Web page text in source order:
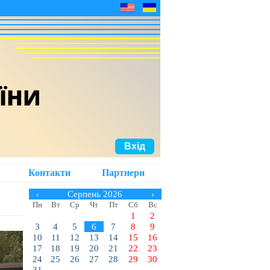
Вхід
Контакти Партнери
‹ Серпень 2026 ›
Пн Вт Ср Чт Пт Сб Вс
1
2
3
4 5 6 7 8
9
10
11 12 13 14 15
16
17
18 19 20 21 22
23
24
25 26 27 28 29
30